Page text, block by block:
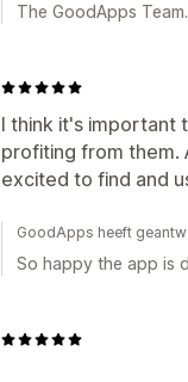
The GoodApps Team.
I think it's important
profiting from them.
excited to find and
GoodApps heeft
So happy the app is